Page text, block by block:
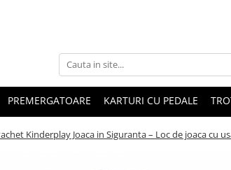
PREMERGATOARE KARTURI CU PEDALE
Kinderplay Joaca in Siguranta – Loc de joaca